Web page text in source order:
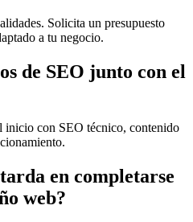
Solicita un presupuesto
a tu negocio.
de SEO junto con el
inicio con SEO técnico, contenido
en completarse
web?